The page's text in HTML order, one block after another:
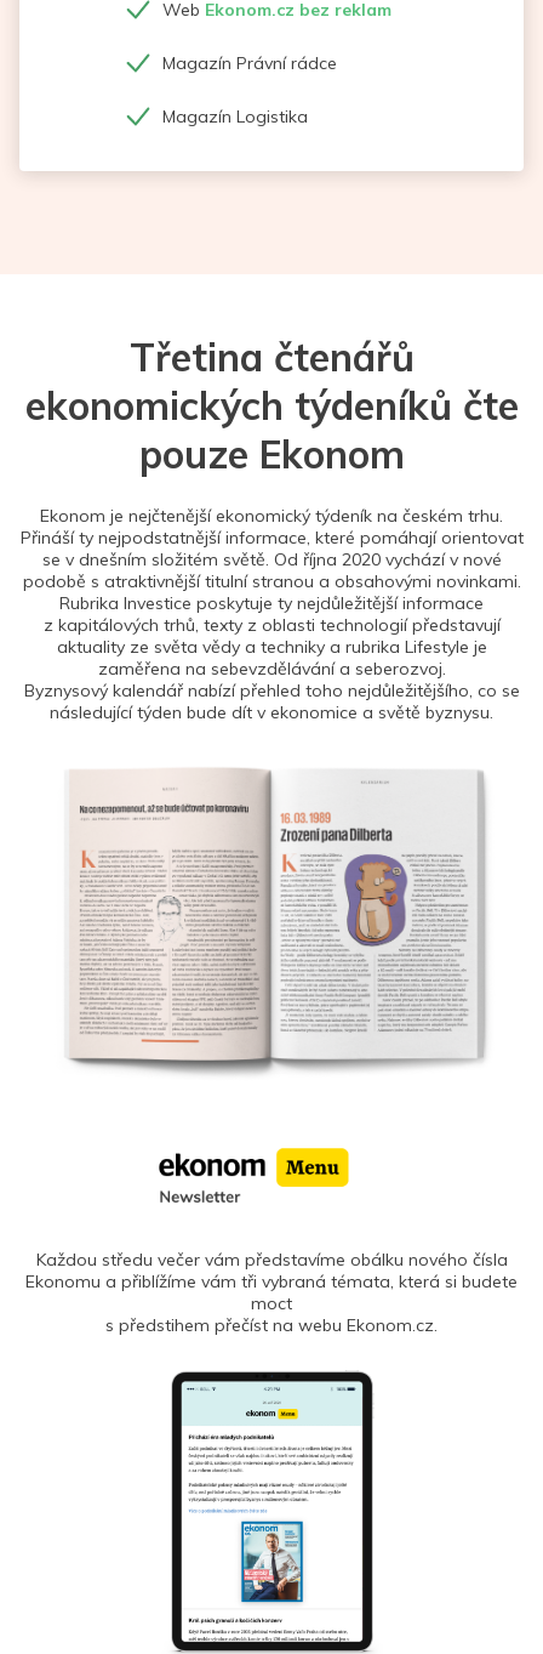
Web Ekonom.cz bez reklam
Magazín Právní rádce
Magazín Logistika
Třetina čtenářů
ekonomických týdeníků čte
pouze Ekonom
Ekonom je nejčtenější ekonomický týdeník na českém trhu.
Přináší ty nejpodstatnější informace, které pomáhají orientovat
se v dnešním složitém světě. Od října 2020 vychází v nové
podobě s atraktivnější titulní stranou a obsahovými novinkami.
Rubrika Investice poskytuje ty nejdůležitější informace
z kapitálových trhů, texty z oblasti technologií představují
aktuality ze světa vědy a techniky a rubrika Lifestyle je
zaměřena na sebevzdělávání a seberozvoj.
Byznysový kalendář nabízí přehled toho nejdůležitějšího, co se
následující týden bude dít v ekonomice a světě byznysu.
Každou středu večer vám představíme obálku nového čísla
Ekonomu a přiblížíme vám tři vybraná témata, která si budete
moct
s předstihem přečíst na webu Ekonom.cz.